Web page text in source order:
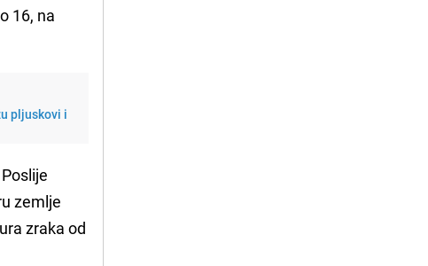
16, na
pljuskovi i
zemlje
zraka od